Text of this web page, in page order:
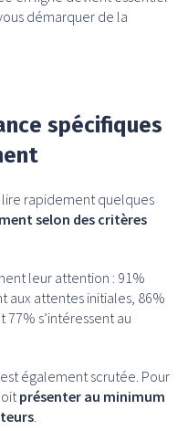
démarquer de la
spécifiques
rapidement quelques
selon des critères
leur attention : 91%
aux attentes initiales, 86%
s’intéressent au
également scrutée. Pour
présenter au minimum
.